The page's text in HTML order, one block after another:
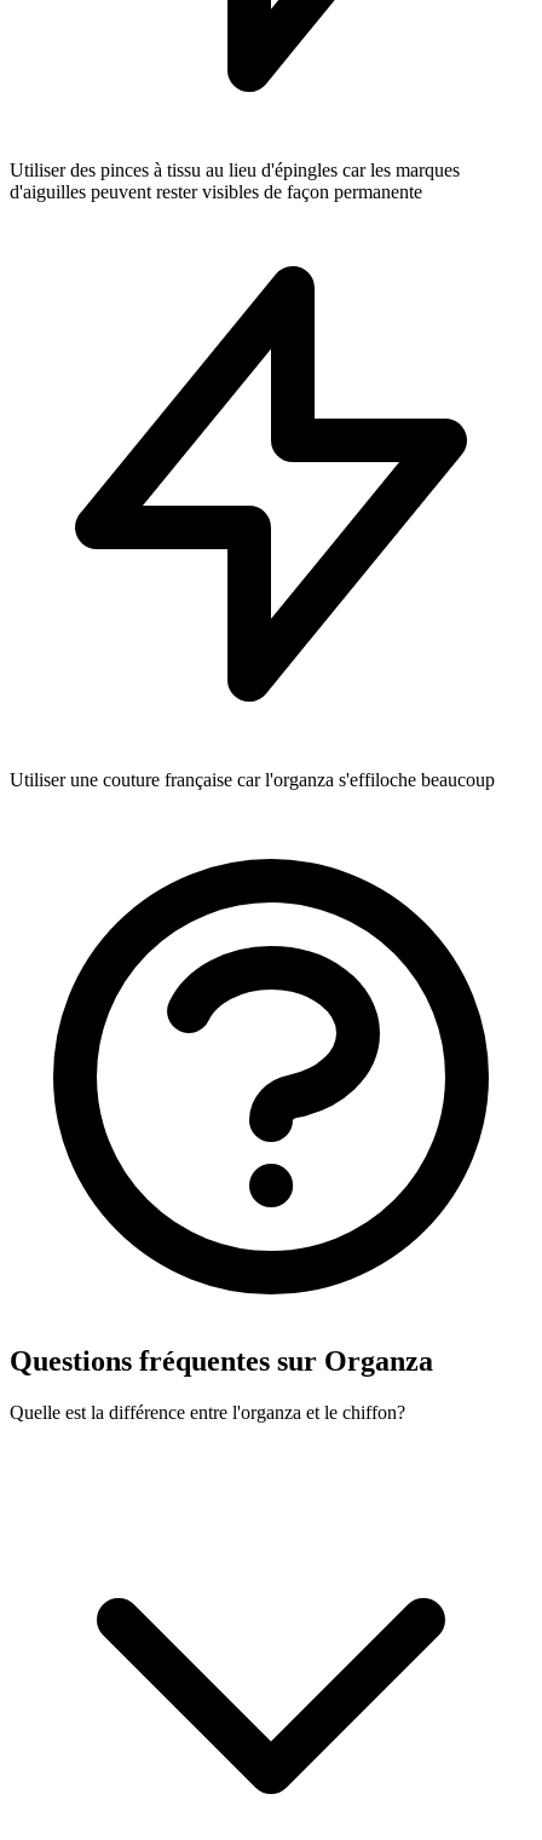
Utiliser des pinces à tissu au lieu d'épingles car les marques
d'aiguilles peuvent rester visibles de façon permanente
Utiliser une couture française car l'organza s'effiloche beaucoup
Questions fréquentes sur Organza
Quelle est la différence entre l'organza et le chiffon?